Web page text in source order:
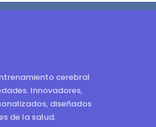
cerebral
Innovadores,
diseñados
de la salud.